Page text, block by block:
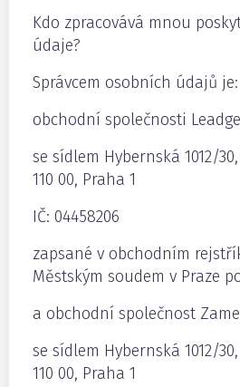
Kdo zpracovává mnou
údaje?
Správcem osobních údajů je:
obchodní společnosti
se sídlem Hybernská 1012/
110 00, Praha 1
IČ: 04458206
zapsané v obchodním
Městským soudem v Praze
a obchodní společnost
se sídlem Hybernská 1012/
110 00, Praha 1